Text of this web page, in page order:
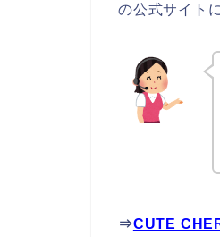
の公式サイト
⇒CUTE